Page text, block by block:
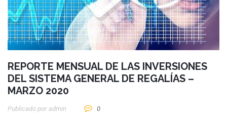
REPORTE MENSUAL DE LAS INVERSIONES
DEL SISTEMA GENERAL DE REGALÍAS –
MARZO 2020
Publicado por Admin 0